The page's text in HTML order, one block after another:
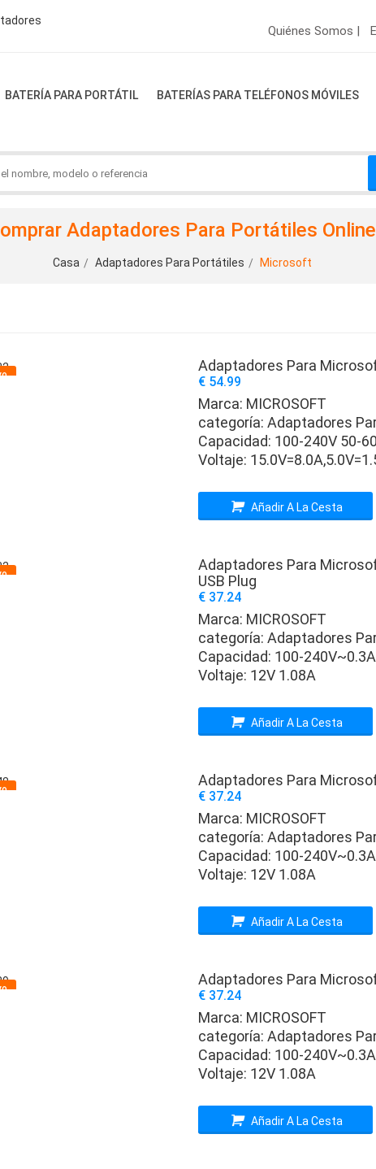
Quiénes Somos |
BATERÍA PARA PORTÁTIL BATERÍAS PARA TELÉFONOS MÓVILES
Adaptadores Para Portátiles Online
Casa Adaptadores Para Portátiles Microsoft
Adaptadores Para
€ 54.99
Marca: MICROSOFT
categoría:Adaptadores
Capacidad: 100-240V 50-
Voltaje:
Añadir A La Cesta
Adaptadores Para
USB Plug
€ 37.24
Marca: MICROSOFT
categoría:Adaptadores
Capacidad: 100-
Voltaje: 12V 1.08A
Añadir A La Cesta
Adaptadores Para
€ 37.24
Marca: MICROSOFT
categoría:Adaptadores
Capacidad: 100-
Voltaje: 12V 1.08A
Añadir A La Cesta
Adaptadores Para
€ 37.24
Marca: MICROSOFT
categoría:Adaptadores
Capacidad: 100-
Voltaje: 12V 1.08A
Añadir A La Cesta